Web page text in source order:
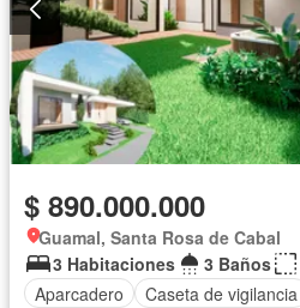
$ 890.000.000
Guamal, Santa Rosa de Cabal
3 Habitaciones
3 Baños
Aparcadero
Caseta de vigilancia